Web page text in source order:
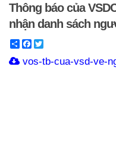
Thông báo của
nhận danh sách
ShareFacebook
vos-tb-cua-vsd-ve-